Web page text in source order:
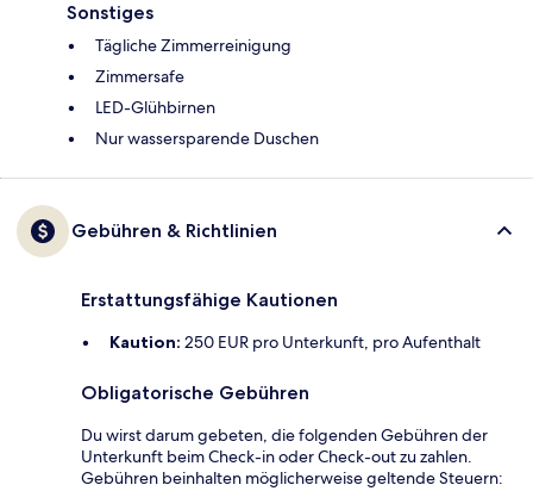
Sonstiges
Tägliche Zimmerreinigung
Zimmersafe
LED-Glühbirnen
Nur wassersparende Duschen
Gebühren & Richtlinien
Erstattungsfähige Kautionen
Kaution: 250 EUR pro Unterkunft, pro Aufenthalt
Obligatorische Gebühren
Du wirst darum gebeten, die folgenden Gebühren der
Unterkunft beim Check-in oder Check-out zu zahlen.
Gebühren beinhalten möglicherweise geltende Steuern: